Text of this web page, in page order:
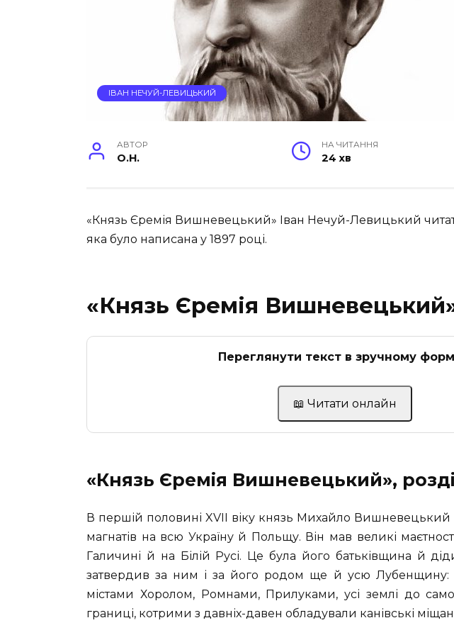
ІВАН НЕЧУЙ-ЛЕВИЦЬКИЙ
АВТОР
O.H.
НА ЧИТАННЯ
24 хв
«Князь Єремія Вишневецький» Іван Нечуй-Левицький читати
яка було написана у 1897 році.
«Князь Єремія
Переглянути текст в зручному
📖 Читати онлайн
«Князь Єремія Вишневецький»,
В першій половині XVII віку князь Михайло Вишневецький
магнатів на всю Україну й Польщу. Він мав великі
Галичині й на Білій Русі. Це була його батьківщина й
затвердив за ним і за його родом ще й усю Лубенщину:
містами Хоролом, Ромнами, Прилуками, усі землі до
границі, котрими з давніх-давен обладували канівські